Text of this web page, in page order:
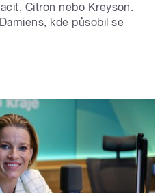
Citron nebo Kreyson.
kde působil se